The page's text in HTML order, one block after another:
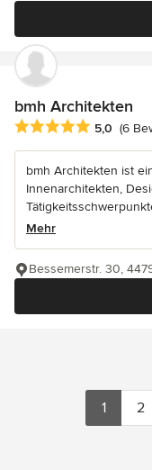
bmh Architekten
Durchschnittliche
5,0 (6
bmh Architekten ist
Innenarchitekten,
Mehr
Bessemerstr. 30,
1 2